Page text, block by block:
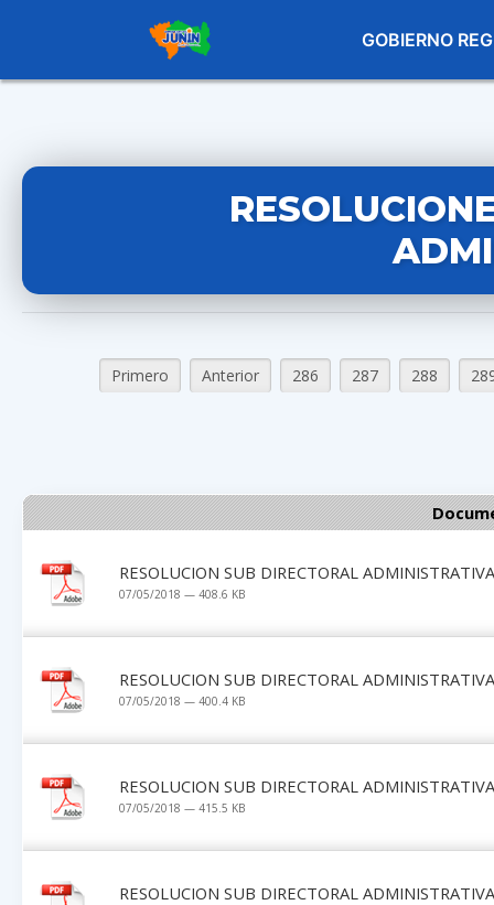
GOBIERNO
Primero Anterior 286 287 288
RESOLUCION SUB DIRECTORAL
07/05/2018 — 408.6 KB
RESOLUCION SUB DIRECTORAL
07/05/2018 — 400.4 KB
RESOLUCION SUB DIRECTORAL
07/05/2018 — 415.5 KB
RESOLUCION SUB DIRECTORAL